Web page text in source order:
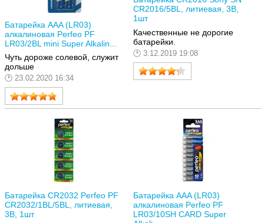
Батарейка AAA (LR03)
алкалиновая Perfeo PF
LR03/2BL mini Super Alkalin...
Чуть дороже солевой, служит
дольше
23.02.2020 16:34
CR2016/5BL, литиевая, 3В,
1шт
Качественные не дорогие
батарейки.
3.12.2019 19:08
Батарейка CR2032 Perfeo PF
CR2032/1BL/5BL, литиевая,
3В, 1шт
Батарейка AAA (LR03)
алкалиновая Perfeo PF
LR03/10SH CARD Super